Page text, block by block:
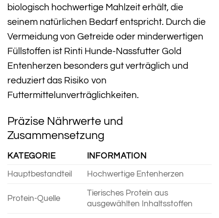
biologisch hochwertige Mahlzeit erhält, die
seinem natürlichen Bedarf entspricht. Durch die
Vermeidung von Getreide oder minderwertigen
Füllstoffen ist Rinti Hunde-Nassfutter Gold
Entenherzen besonders gut verträglich und
reduziert das Risiko von
Futtermittelunverträglichkeiten.
Präzise Nährwerte und
Zusammensetzung
KATEGORIE INFORMATION
Hauptbestandteil Hochwertige Entenherzen
Protein-Quelle
Tierisches Protein aus
ausgewählten Inhaltsstoffen